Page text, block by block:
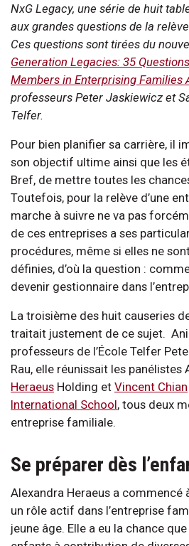
NxG Legacy, une série de huit
aux grandes questions de la
Ces questions sont tirées du
Generation Legacies: 35
Members in Enterprising Families
professeurs Peter Jaskiewicz et
Telfer.
Pour bien planifier sa carrière, il
son objectif ultime ainsi que les
Bref, de mettre toutes les
Toutefois, pour la relève d’une
marche à suivre ne va pas
de ces entreprises a ses
procédures, même si elles ne
définies, d’où la question :
devenir gestionnaire dans
La troisième des huit causeries
traitait justement de ce sujet.
professeurs de l’École Telfer
Rau, elle réunissait les panélistes
Heraeus Holding et Vincent Chian
International School, tous deux
entreprise familiale.
Se préparer dès
Alexandra Heraeus a commencé
un rôle actif dans l’entreprise
jeune âge. Elle a eu la chance